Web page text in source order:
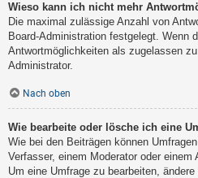
Wieso kann ich nicht mehr
Die maximal zulässige Anzahl von
Board-Administration festgelegt. Wenn
Antwortmöglichkeiten als zugelassen
Administrator.
Nach oben
Wie bearbeite oder lösche ich eine
Wie bei den Beiträgen können
Verfasser, einem Moderator oder einem
Um eine Umfrage zu bearbeiten,